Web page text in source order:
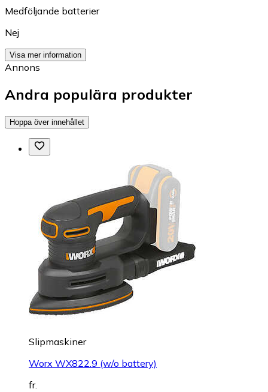
Medföljande batterier
Nej
Visa mer information
Annons
Andra populära produkter
Hoppa över innehållet
Slipmaskiner
Worx WX822.9 (w/o battery)
fr.